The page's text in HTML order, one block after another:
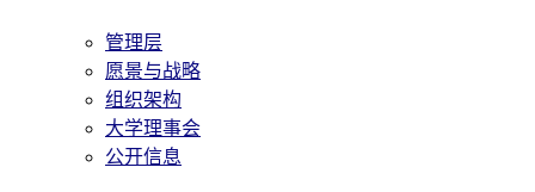
管理层
愿景与战略
组织架构
大学理事会
公开信息